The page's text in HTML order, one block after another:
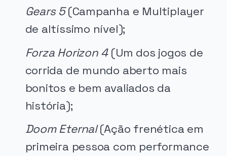
Gears 5(Campanha e Multiplayer
de altíssimo nível);
Forza Horizon 4(Um dos jogos de
corrida de mundo aberto mais
bonitos e bem avaliados da
história);
Doom Eternal(Ação frenética em
primeira pessoa com performance